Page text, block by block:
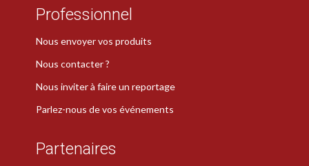
Professionnel
Nous envoyer vos produits
Nous contacter ?
Nous inviter à faire un reportage
Parlez-nous de vos événements
Partenaires